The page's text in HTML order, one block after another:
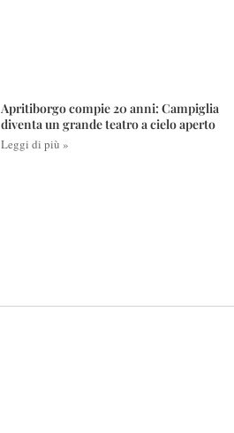
Apritiborgo compie 20 anni: Campiglia
diventa un grande teatro a cielo aperto
Leggi di più »